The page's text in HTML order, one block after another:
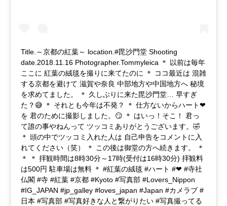
Title.～京都の紅葉～ location.#毘沙門堂 Shooting
date.2018.11.16 Photographer.Tommyleica ＊ 以前は毎年
ここに 紅葉の絨毯を撮りに来てたのに ＊ ココ最近は 混雑
する京都を避けて 滋賀や奈良 中部地方や中国地方へ 秘境
を求めてました。 ＊ 久しぶりに来た毘沙門堂… 早すぎ
た？😅 ＊ それとも今年は不発？ ＊ 仕方ないからハート❤
を 君のために撮影しました。😏 ＊ はいっ！そこ！ 君っ
て誰の事やねんって ツッコミありがとうございます。🤣
＊ 頭の中でツッコミ入れた人は 自己申告をコメントに入
れてください（笑） ＊ この後は御堂の方へ続きます。 ＊
＊ ＊ 拝観時間は8時30分～17時(受付は16時30分) 拝観料
は500円 駐車場は無料 ＊ #紅葉の絨毯 #ハート #❤ #寺社
仏閣 #寺 #紅葉 #京都 #Kyoto #写真部 #Lovers_Nippon
#IG_JAPAN #jp_galley #loves_japan #Japan #カメラブ #
日本 #写真部 #写真好きな人と繋がりたい #写真撮ってる